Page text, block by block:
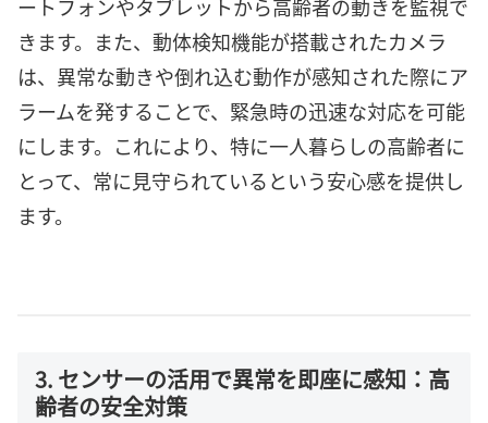
ートフォンやタブレットから高齢者の動きを監視で
きます。また、動体検知機能が搭載されたカメラ
は、異常な動きや倒れ込む動作が感知された際にア
ラームを発することで、緊急時の迅速な対応を可能
にします。これにより、特に一人暮らしの高齢者に
とって、常に見守られているという安心感を提供し
ます。
3. センサーの活用で異常を即座に感知：高
齢者の安全対策